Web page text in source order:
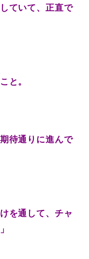
ていて、正直で
と。
待通りに進んで
を通して、チャ